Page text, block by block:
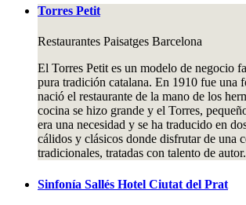
Torres Petit
Restaurantes Paisatges Barcelona
El Torres Petit es un modelo de negocio
pura tradición catalana. En 1910 fue una
nació el restaurante de la mano de los
cocina se hizo grande y el Torres,
era una necesidad y se ha traducido en
cálidos y clásicos donde disfrutar de una
tradicionales, tratadas con talento de autor.
Sinfonía Sallés Hotel Ciutat del Prat